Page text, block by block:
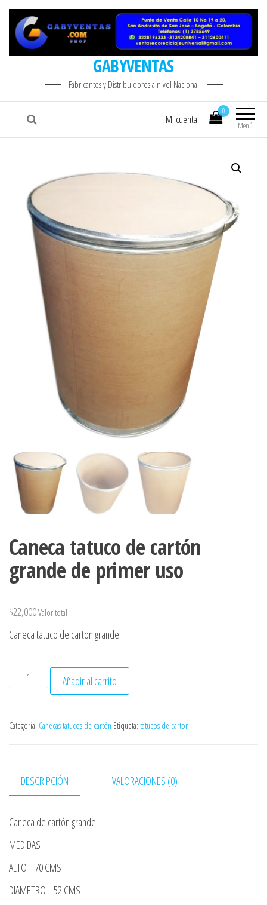
GABYVENTAS
Fabricantes y Distribuidores a nivel Nacional
Menú
0
Mi cuenta
Caneca tatuco de cartón
grande de primer uso
$22,000Valor total
Caneca tatuco de carton grande
Caneca tatuco de cartón grande de primer uso cantidad
Añadir al carrito
Categoría: Canecas tatucos de cartón Etiqueta: tatucos de carton
DESCRIPCIÓN VALORACIONES (0)
Caneca de cartón grande
MEDIDAS
ALTO 70 CMS
DIAMETRO 52 CMS